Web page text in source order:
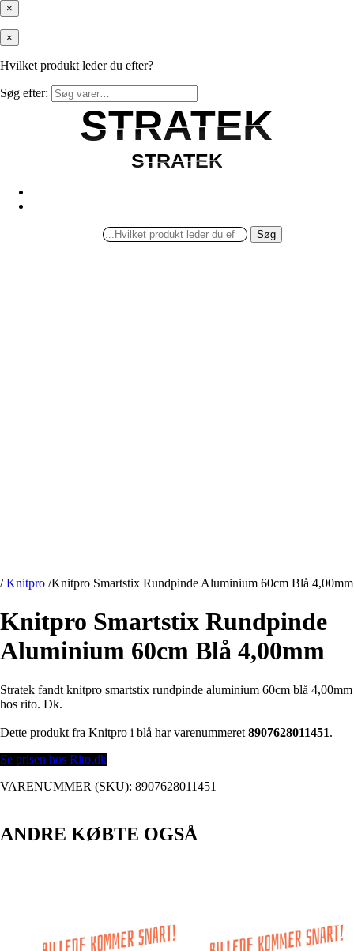
×
×
Hvilket produkt leder du efter?
Søg efter:
STRATEK
STRATEK
STRATEK
STRATEK
Søg
/ Knitpro /Knitpro Smartstix Rundpinde Aluminium 60cm Blå 4,00mm
Knitpro Smartstix Rundpinde
Aluminium 60cm Blå 4,00mm
Stratek fandt knitpro smartstix rundpinde aluminium 60cm blå 4,00mm
hos rito. Dk.
Dette produkt fra Knitpro i blå har varenummeret 8907628011451.
Se prisen hos Rito.dk
VARENUMMER (SKU): 8907628011451
ANDRE KØBTE OGSÅ